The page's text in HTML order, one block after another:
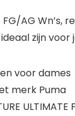
AG Wn’s,
zijn
voor dames
merk Puma
ULTIMATE